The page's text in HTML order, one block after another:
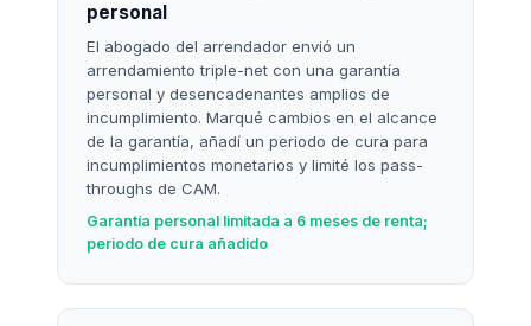
personal
El abogado del arrendador envió un
arrendamiento triple-net con una garantía
personal y desencadenantes amplios de
incumplimiento. Marqué cambios en el alcance
de la garantía, añadí un periodo de cura para
incumplimientos monetarios y limité los pass-
throughs de CAM.
Garantía personal limitada a 6 meses de renta;
periodo de cura añadido